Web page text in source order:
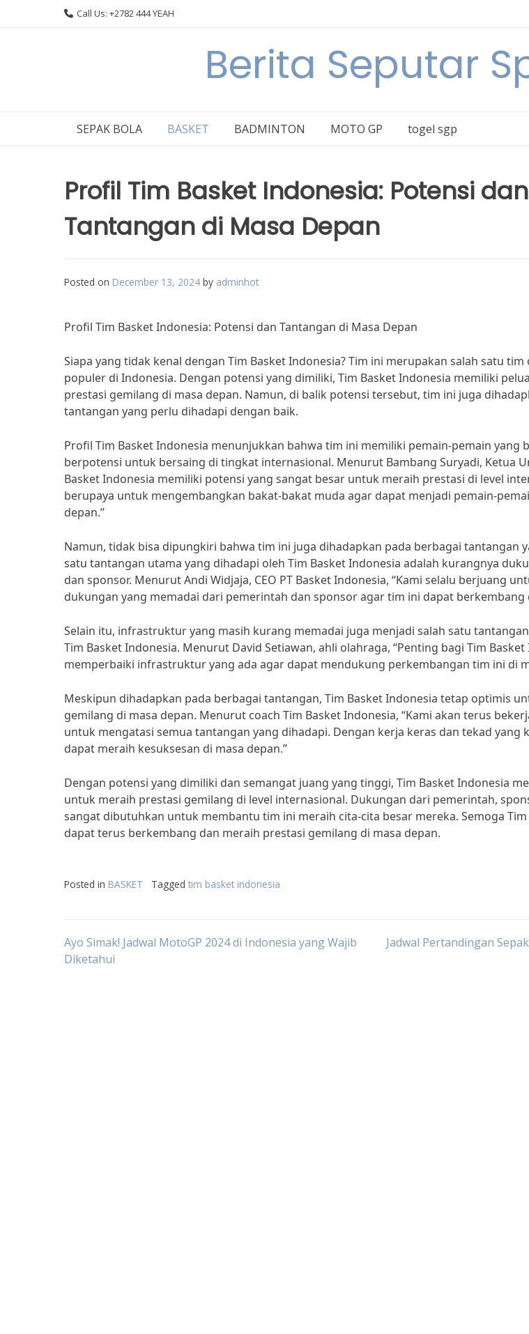
Call Us: +2782 444 YEAH
Berita Seputar
SEPAK BOLA BASKET BADMINTON MOTO GP togel sgp
Profil Tim Basket Indonesia: Potensi dan
Tantangan di Masa Depan
Posted on December 13, 2024 by adminhot
Profil Tim Basket Indonesia: Potensi dan Tantangan di Masa Depan
Siapa yang tidak kenal dengan Tim Basket Indonesia? Tim ini merupakan salah satu
populer di Indonesia. Dengan potensi yang dimiliki, Tim Basket Indonesia memiliki
prestasi gemilang di masa depan. Namun, di balik potensi tersebut, tim ini juga
tantangan yang perlu dihadapi dengan baik.
Profil Tim Basket Indonesia menunjukkan bahwa tim ini memiliki pemain-pemain yang
berpotensi untuk bersaing di tingkat internasional. Menurut Bambang Suryadi, Ketua
Basket Indonesia memiliki potensi yang sangat besar untuk meraih prestasi di level
berupaya untuk mengembangkan bakat-bakat muda agar dapat menjadi pemain-
depan.”
Namun, tidak bisa dipungkiri bahwa tim ini juga dihadapkan pada berbagai tantangan
satu tantangan utama yang dihadapi oleh Tim Basket Indonesia adalah kurangnya
dan sponsor. Menurut Andi Widjaja, CEO PT Basket Indonesia, “Kami selalu berjuang
dukungan yang memadai dari pemerintah dan sponsor agar tim ini dapat berkembang
Selain itu, infrastruktur yang masih kurang memadai juga menjadi salah satu
Tim Basket Indonesia. Menurut David Setiawan, ahli olahraga, “Penting bagi Tim
memperbaiki infrastruktur yang ada agar dapat mendukung perkembangan tim ini di
Meskipun dihadapkan pada berbagai tantangan, Tim Basket Indonesia tetap optimis
gemilang di masa depan. Menurut coach Tim Basket Indonesia, “Kami akan terus
untuk mengatasi semua tantangan yang dihadapi. Dengan kerja keras dan tekad yang
dapat meraih kesuksesan di masa depan.”
Dengan potensi yang dimiliki dan semangat juang yang tinggi, Tim Basket Indonesia
untuk meraih prestasi gemilang di level internasional. Dukungan dari pemerintah,
sangat dibutuhkan untuk membantu tim ini meraih cita-cita besar mereka. Semoga
dapat terus berkembang dan meraih prestasi gemilang di masa depan.
Posted in BASKET Tagged tim basket indonesia
Post
Ayo Simak! Jadwal MotoGP 2024 di Indonesia yang Wajib
Diketahui
Jadwal Pertandingan